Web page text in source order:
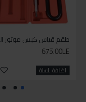
675.00LE
اضافة للسلة